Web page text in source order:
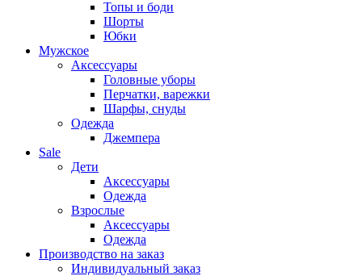
Топы и боди
Шорты
Юбки
Мужское
Аксессуары
Головные уборы
Перчатки, варежки
Шарфы, снуды
Одежда
Джемпера
Sale
Дети
Аксессуары
Одежда
Взрослые
Аксессуары
Одежда
Производство на заказ
Индивидуальный заказ